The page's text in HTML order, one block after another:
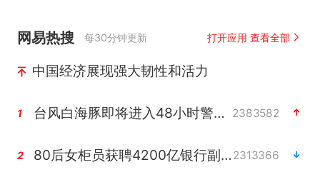
网易热搜 每30分钟更新 打开应用 查看全部
中国经济展现强大韧性和活力
1 台风白海豚即将进入48小时警戒线 2383582
2 80后女柜员获聘4200亿银行副行长2313366